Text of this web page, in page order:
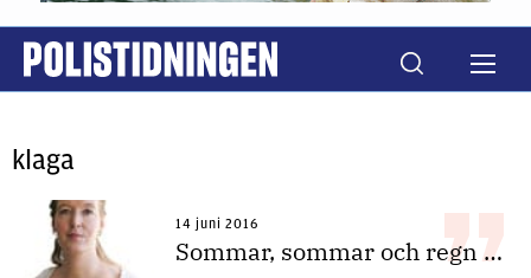
klaga
14 juni 2016
Sommar, sommar och regn …